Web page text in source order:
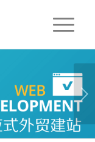
一页
1 2